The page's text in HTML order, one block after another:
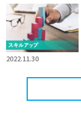
2022.11.30